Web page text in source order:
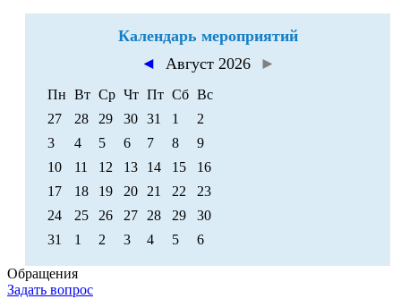
Календарь мероприятий
◄
Август 2026 ►
Пн Вт Ср Чт Пт Сб Вс
27
28 29 30 31 1
2
3
4 5 6 7 8
9
10
11 12 13 14 15
16
17
18 19 20 21 22
23
24
25 26 27 28 29
30
31
1 2 3 4 5 6
Обращения
Задать вопрос